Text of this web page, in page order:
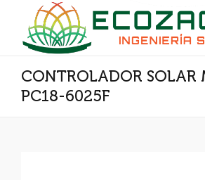
CONTROLADOR SOLAR
PC18-6025F